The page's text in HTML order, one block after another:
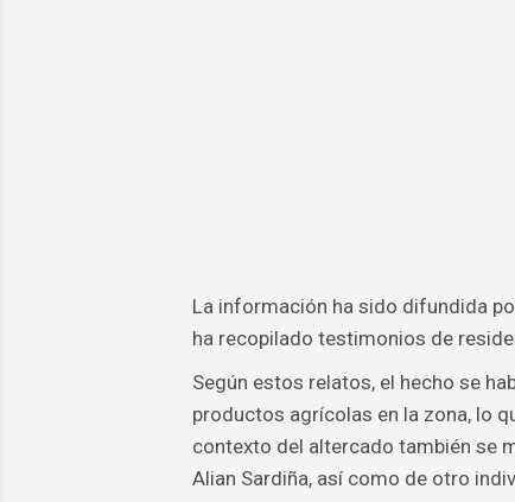
La información ha sido difundida
ha recopilado testimonios de
Según estos relatos, el hecho se
productos agrícolas en la zona, lo
contexto del altercado también se
Alian Sardiña, así como de otro